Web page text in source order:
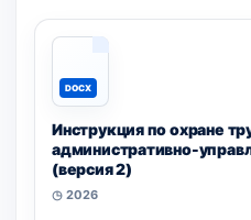
DOCX
Инструкция по охране
административно-
(версия 2)
◷ 2026